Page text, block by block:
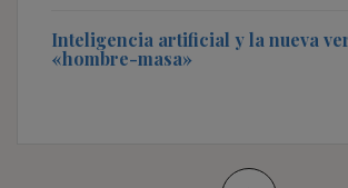
Inteligencia artificial y la nueva
«hombre-masa»